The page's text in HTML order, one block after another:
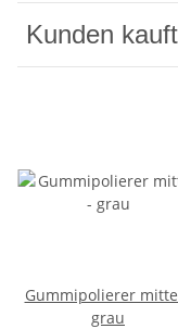
Kunden
Gummipolierer
grau